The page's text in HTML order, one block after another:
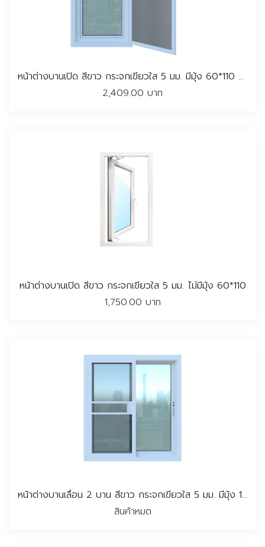
หน้าต่างบานเปิด สีขาว กระจกเขียวใส 5 มม. มีมุ้ง 60*110 CM..
2,409.00 บาท
หน้าต่างบานเปิด สีขาว กระจกเขียวใส 5 มม. ไม่มีมุ้ง 60*110
1,750.00 บาท
หน้าต่างบานเลื่อน 2 บาน สีขาว กระจกเขียวใส 5 มม. มีมุ้ง 100*100 CM.
สินค้าหมด